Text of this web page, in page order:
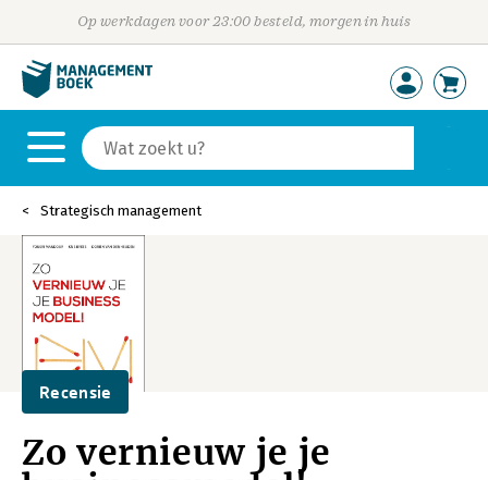
Op werkdagen voor 23:00 besteld, morgen in huis
Strategisch management
Recensie
Zo vernieuw je je